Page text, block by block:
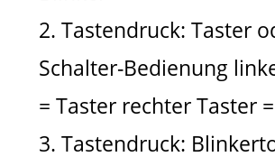
2. Tastendruck: Taster
Schalter-Bedienung
= Taster rechter Taster
3. Tastendruck: